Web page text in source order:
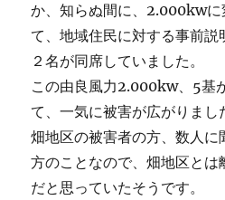
か、知らぬ間に、2.000kwに
て、地域住民に対する事前説
２名が同席していました。
この由良風力2.000kw、5基
て、一気に被害が広がりまし
畑地区の被害者の方、数人
方のことなので、畑地区と
だと思っていたそうです。